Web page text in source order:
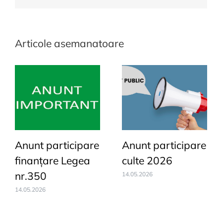
Articole asemanatoare
Anunt participare
finanțare Legea
nr.350
14.05.2026
Anunt participare
culte 2026
14.05.2026